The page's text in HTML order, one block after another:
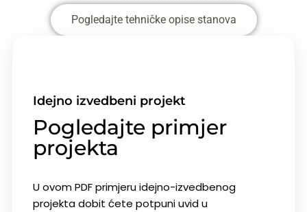
Pogledajte tehničke opise stanova
Idejno izvedbeni projekt
Pogledajte primjer
projekta
UovomPDFprimjeruidejno-izvedbenog
projektadobit ćete potpuniuvidu